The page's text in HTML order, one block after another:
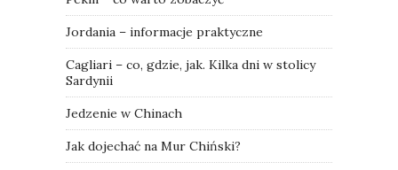
Jordania – informacje praktyczne
Cagliari – co, gdzie, jak. Kilka dni w stolicy
Sardynii
Jedzenie w Chinach
Jak dojechać na Mur Chiński?